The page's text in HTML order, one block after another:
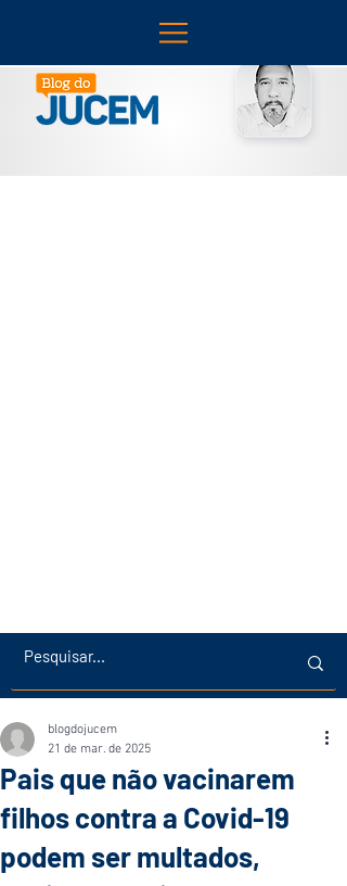
Pais que não vacinarem
filhos contra a Covid-19
podem ser multados,
blogdojucem
21 de mar. de 2025